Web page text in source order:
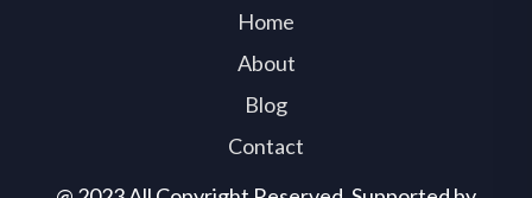
Home
About
Blog
Contact